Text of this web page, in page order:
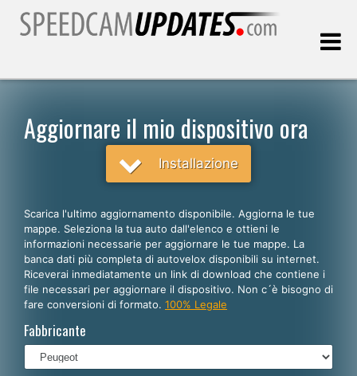
Italiano
English
Español
Deutsch
Aggiornare il mio dispositivo ora
Installazione
Scarica l'ultimo aggiornamento disponibile. Aggiorna le tue
mappe. Seleziona la tua auto dall'elenco e ottieni le
informazioni necessarie per aggiornare le tue mappe. La
banca dati più completa di autovelox disponibili su internet.
Riceverai inmediatamente un link di download che contiene i
file necessari per aggiornare il dispositivo. Non c´è bisogno di
fare conversioni di formato. 100% Legale
Fabbricante